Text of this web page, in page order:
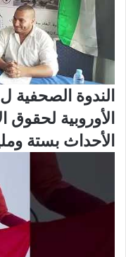
الأوروبية
الأحداث بستة